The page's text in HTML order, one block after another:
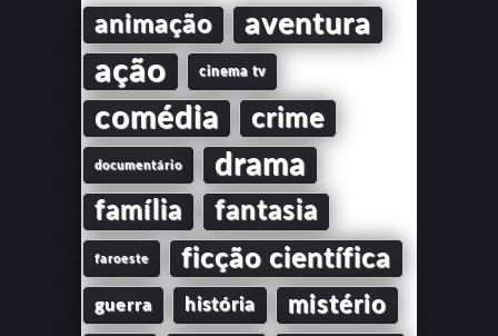
animação aventura
ação cinema tv
comédia crime
documentário drama
família fantasia
faroeste ficção científica
guerra história mistério